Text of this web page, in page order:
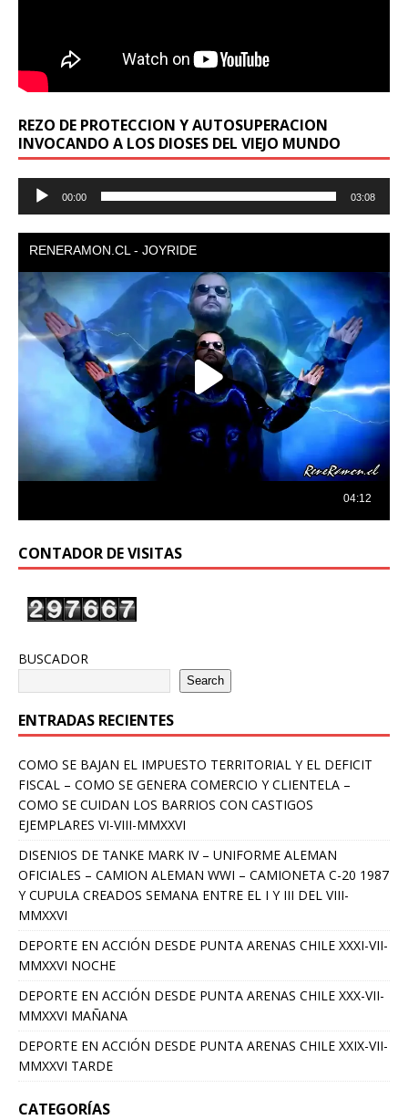
REZO DE PROTECCION Y AUTOSUPERACION
INVOCANDO A LOS DIOSES DEL VIEJO MUNDO
Reproductor
00:00 03:08
CONTADOR DE VISITAS
BUSCADOR
Search
ENTRADAS RECIENTES
COMO SE BAJAN EL IMPUESTO TERRITORIAL Y EL DEFICIT
FISCAL – COMO SE GENERA COMERCIO Y CLIENTELA –
COMO SE CUIDAN LOS BARRIOS CON CASTIGOS
EJEMPLARES VI-VIII-MMXXVI
DISENIOS DE TANKE MARK IV – UNIFORME ALEMAN
OFICIALES – CAMION ALEMAN WWI – CAMIONETA C-20 1987
Y CUPULA CREADOS SEMANA ENTRE EL I Y III DEL VIII-
MMXXVI
DEPORTE EN ACCIÓN DESDE PUNTA ARENAS CHILE XXXI-VII-
MMXXVI NOCHE
DEPORTE EN ACCIÓN DESDE PUNTA ARENAS CHILE XXX-VII-
MMXXVI MAÑANA
DEPORTE EN ACCIÓN DESDE PUNTA ARENAS CHILE XXIX-VII-
MMXXVI TARDE
CATEGORÍAS